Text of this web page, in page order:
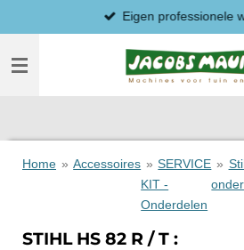
direct
naar
hoofdinhoud
Eigen professionele
Home » Accessoires » SERVICE
KIT -
Onderdelen
»
STIHL HS 82 R / T :